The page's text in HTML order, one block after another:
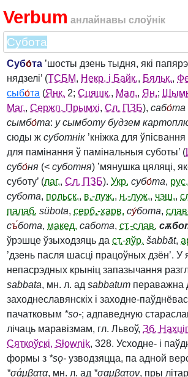
Verbum анлайнавы слоўнік
Субо́та ’шосты дзень тыдня, які
нядзелі’ (ТСБМ, Некр. і Байк., Бяльк.,
сыбо́та (Янк. 2; Сцяшк., Мал., Ян.;
Маг., Сержп. Прымхі, Сл. ПЗБ), сабо́та
сымбо́та: у сымботу будзем
сюды ж суботнік ’кніжка для
для памінання ў памінальныя суботы’ (
субо́ня (< суботня) ’мянушка цяляці,
суботу’ (лаг., Сл. ПЗБ). Укр. субо́та, рус.
субота, польск., в.-луж., н.-луж., чэш.,
палаб. sübota, серб.-харв. су́бота,
съ́бота, макед. сабота, ст.-слав.
ўрэшце ўзыходзяць да ст.-яўр. šabbāt,
’дзень пасля шасці працоўных дзён’. У
непасрэдных крыніц запазычання
sabbata, мн. л. ад sabbatum пераважна
заходнеславянскіх і заходне-
пачатковым *so‑; адпаведную
лічаць маравізмам, гл. Львоў, Зб.
Сяткоўскі, Słownik, 328. Усходне- і
формы з *sǫ‑ узводзяцца, па адной
*σάμβατα, мн. л. ад *σαμβατον, пры